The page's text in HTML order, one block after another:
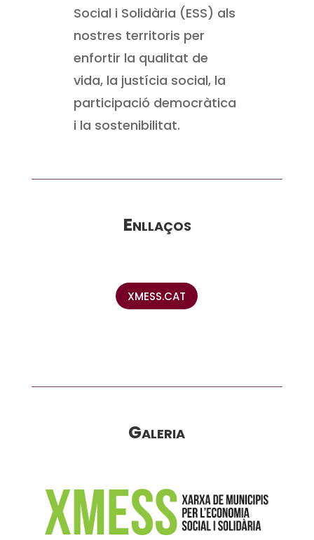
Social i Solidària (ESS) als
nostres territoris per
enfortir la qualitat de
vida, la justícia social, la
participació democràtica
i la sostenibilitat.
Enllaços
XMESS.CAT
Galeria